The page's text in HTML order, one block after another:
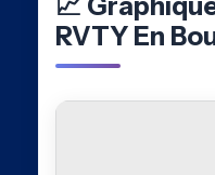
RVTY En